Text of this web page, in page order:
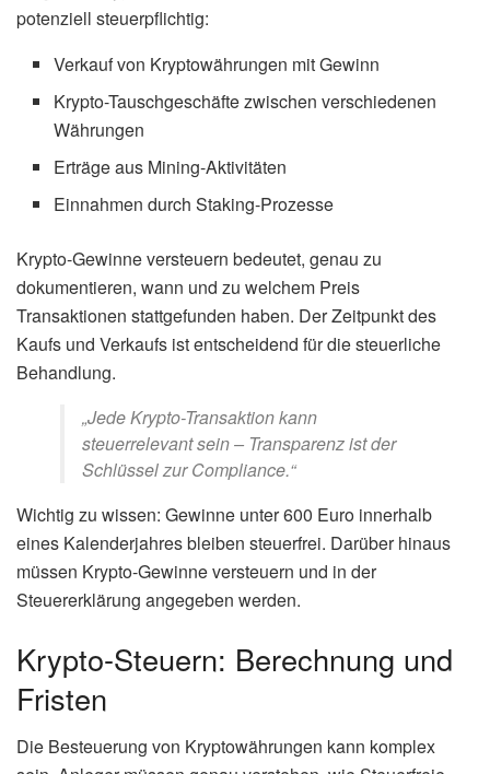
potenziell steuerpflichtig:
Verkauf von Kryptowährungen mit Gewinn
Krypto-Tauschgeschäfte zwischen verschiedenen
Währungen
Erträge aus Mining-Aktivitäten
Einnahmen durch Staking-Prozesse
Krypto-Gewinne versteuern bedeutet, genau zu
dokumentieren, wann und zu welchem Preis
Transaktionen stattgefunden haben. Der Zeitpunkt des
Kaufs und Verkaufs ist entscheidend für die steuerliche
Behandlung.
„Jede Krypto-Transaktion kann
steuerrelevant sein – Transparenz ist der
Schlüssel zur Compliance.“
Wichtig zu wissen: Gewinne unter 600 Euro innerhalb
eines Kalenderjahres bleiben steuerfrei. Darüber hinaus
müssen Krypto-Gewinne versteuern und in der
Steuererklärung angegeben werden.
Krypto-Steuern: Berechnung und
Fristen
Die Besteuerung von Kryptowährungen kann komplex